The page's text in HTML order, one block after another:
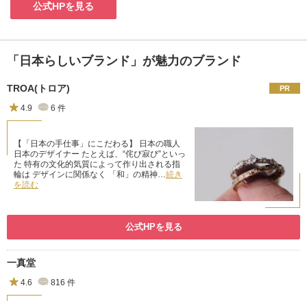
公式HPを見る
「日本らしいブランド」が魅力のブランド
TROA(トロア)
4.9 6 件
【「日本の手仕事」にこだわる】 日本の職人
日本のデザイナー たとえば、“侘び寂び”といっ
た 特有の文化的気質によって作り出される指
輪は デザインに関係なく 「和」の精神… 続き
を読む
公式HPを見る
一真堂
4.6 816 件